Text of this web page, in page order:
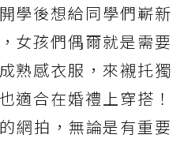
學後想給同學們嶄新
女孩們偶爾就是需要
熟感衣服，來襯托獨
適合在婚禮上穿搭！
網拍，無論是有重要